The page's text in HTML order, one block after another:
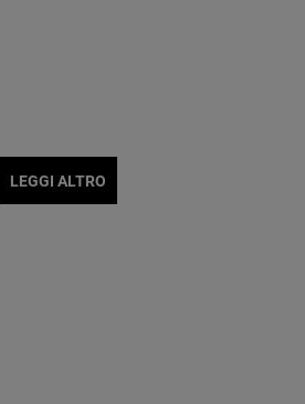
LEGGI ALTRO